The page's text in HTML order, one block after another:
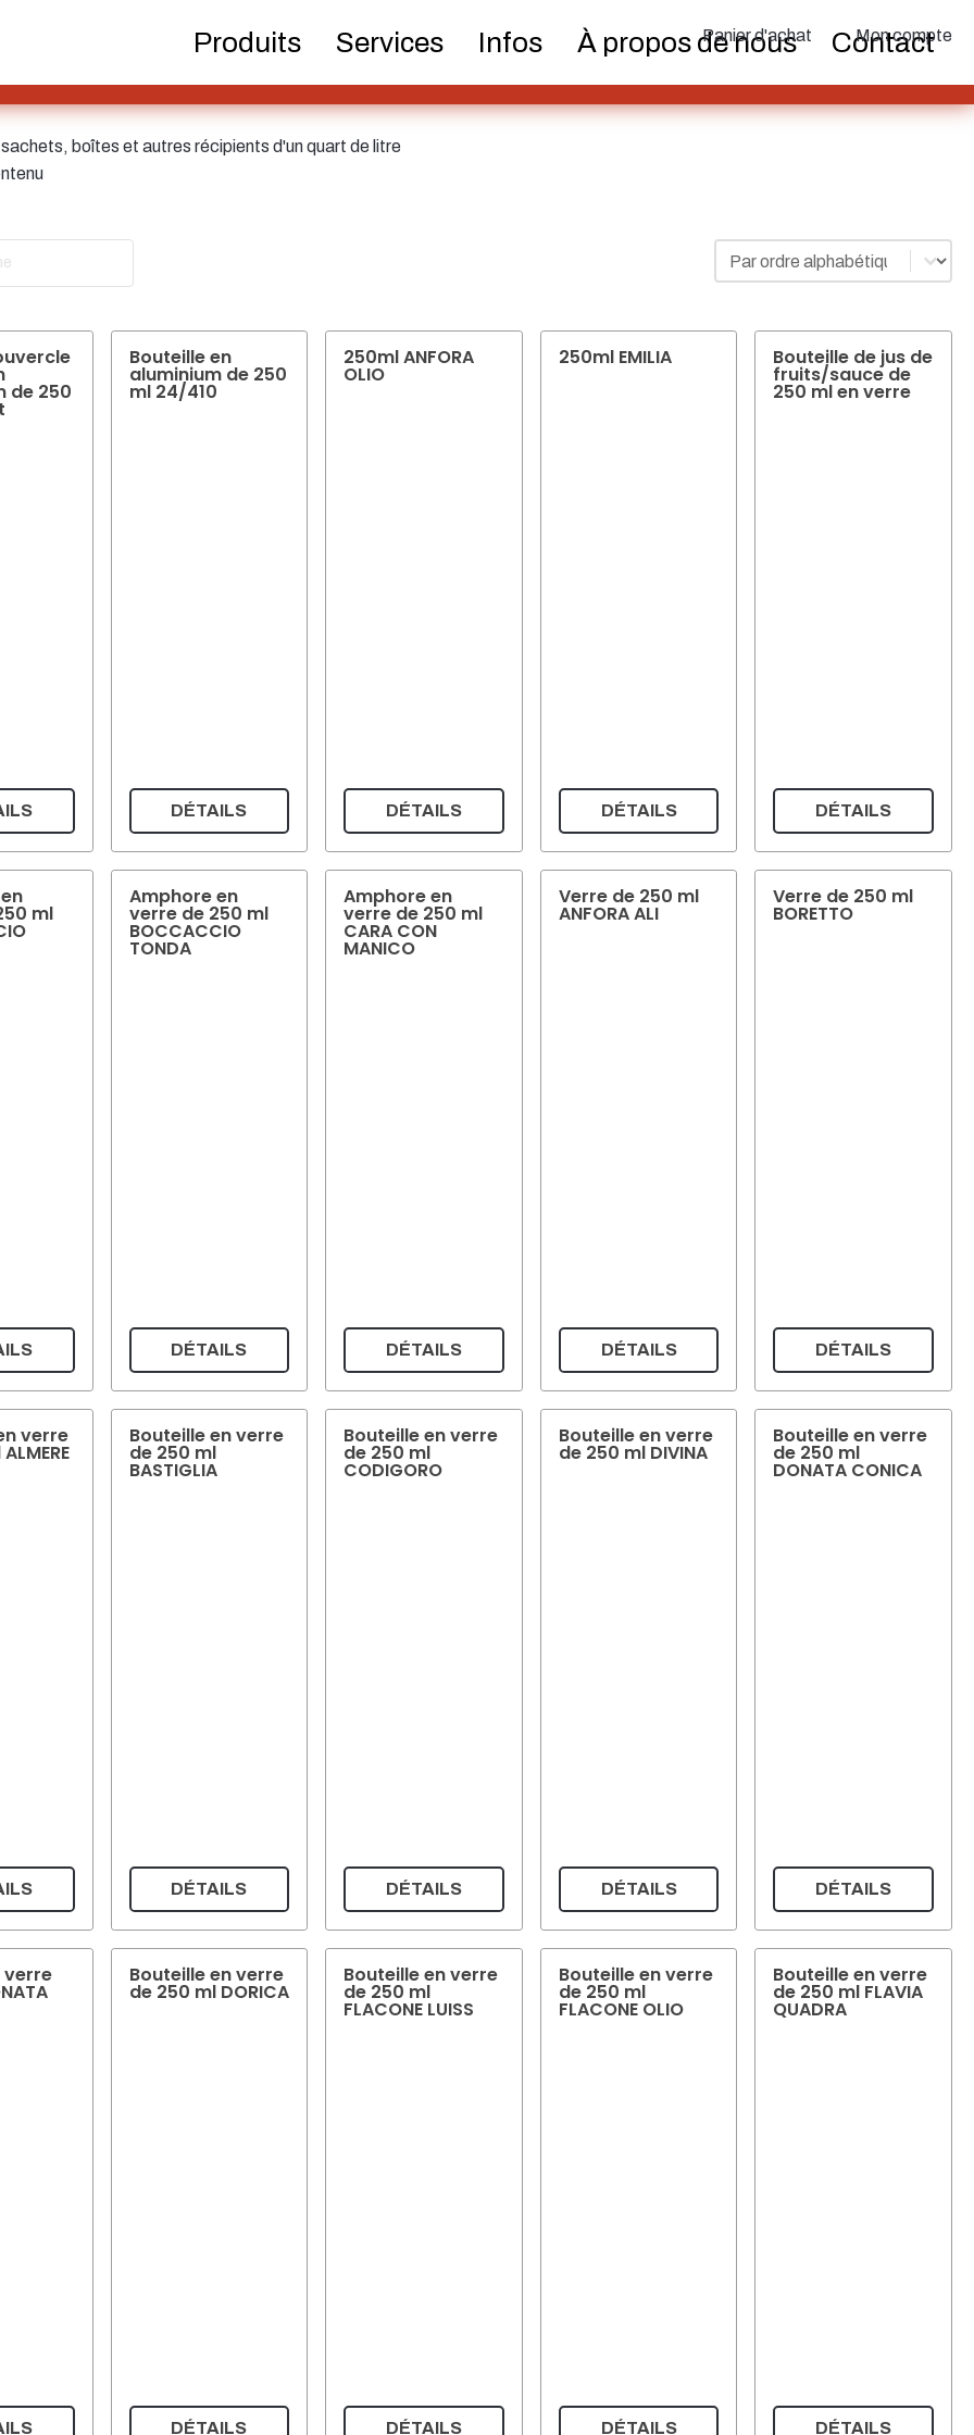
Produits
pompes
Bouteilles Hotfill
champagne
Services Infos À propos de nous Contact
Panier d'achat Mon compte
boîtes et autres récipients d'un quart de litre
Trier
Ordinamento dei contenuti
de 250
Bouteille en
aluminium de 250
ml 24/410
DÉTAILS
250ml ANFORA
OLIO
DÉTAILS
250ml EMILIA
DÉTAILS
Bouteille de jus de
fruits/sauce de
250 ml en verre
DÉTAILS
ml
Amphore en
verre de 250 ml
BOCCACCIO
TONDA
DÉTAILS
Amphore en
verre de 250 ml
CARA CON
MANICO
DÉTAILS
Verre de 250 ml
ANFORA ALI
DÉTAILS
Verre de 250 ml
BORETTO
DÉTAILS
verre Bouteille en verre
de 250 ml
BASTIGLIA
DÉTAILS
Bouteille en verre
de 250 ml
CODIGORO
DÉTAILS
Bouteille en verre
de 250 ml DIVINA
DÉTAILS
Bouteille en verre
de 250 ml
DONATA CONICA
DÉTAILS
verre Bouteille en verre
de 250 ml DORICA
DÉTAILS
Bouteille en verre
de 250 ml
FLACONE LUISS
DÉTAILS
Bouteille en verre
de 250 ml
FLACONE OLIO
DÉTAILS
Bouteille en verre
de 250 ml FLAVIA
QUADRA
DÉTAILS